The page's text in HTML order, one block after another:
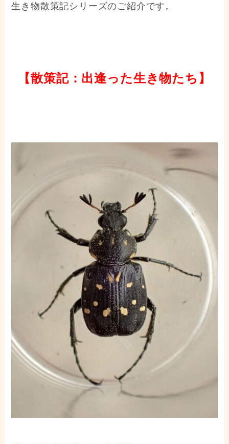
生き物散策記シリーズのご紹介です。
【散策記：出逢った生き物たち】